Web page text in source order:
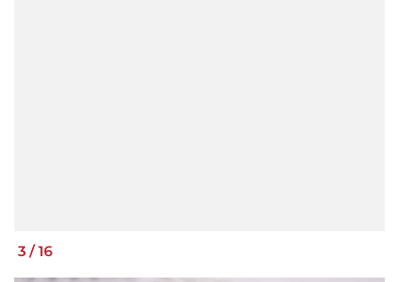
3 / 16